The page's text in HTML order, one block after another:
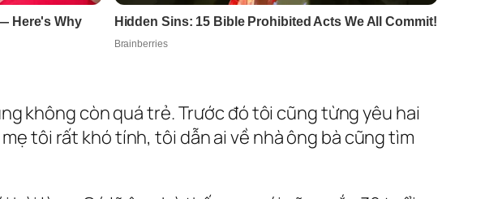
không còn quá trẻ. Trước đó tôi cũng từng yêu hai
tôi rất khó tính, tôi dẫn ai về nhà ông bà cũng tìm